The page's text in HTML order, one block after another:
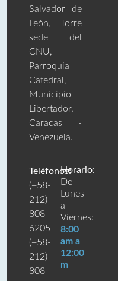
Salvador de
León, Torre
sede del
CNU,
Parroquia
Catedral,
Municipio
Libertador.
Caracas -
Venezuela.
Teléfonos:
(+58-
212)
808-
6205
(+58-
212)
808-
Horario:
De
Lunes
a
Viernes:
8:00
am a
12:00
m